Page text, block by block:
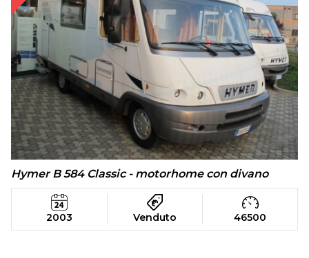
Hymer B 584 Classic - motorhome con divano
2003 Venduto 46500